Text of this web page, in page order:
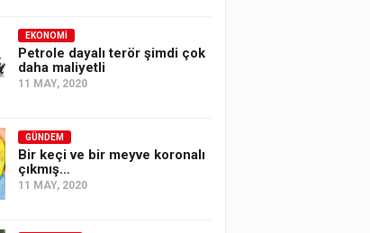
EKONOMI
Petrole dayalı terör şimdi çok
daha maliyetli
11 MAY, 2020
GÜNDEM
Bir keçi ve bir meyve koronalı
çıkmış…
11 MAY, 2020